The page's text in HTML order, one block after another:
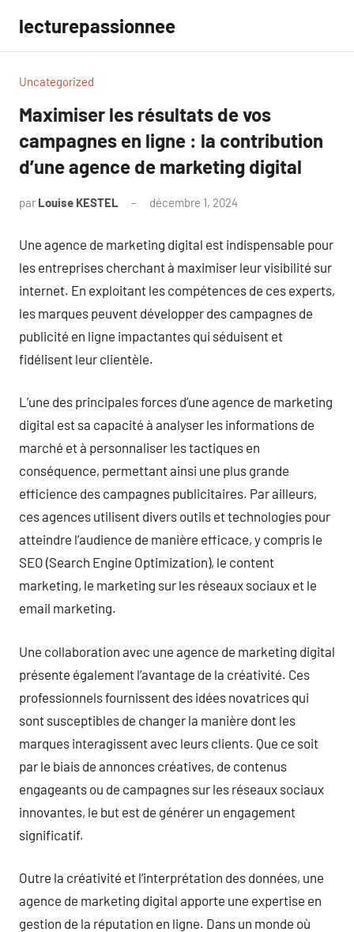
contenu
lecturepassionnee
Uncategorized
Maximiser les résultats de vos
campagnes en ligne : la contribution
d’une agence de marketing digital
par Louise KESTEL décembre 1, 2024
Une agence de marketing digital est indispensable pour
les entreprises cherchant à maximiser leur visibilité sur
internet. En exploitant les compétences de ces experts,
les marques peuvent développer des campagnes de
publicité en ligne impactantes qui séduisent et
fidélisent leur clientèle.
L’une des principales forces d’une agence de marketing
digital est sa capacité à analyser les informations de
marché et à personnaliser les tactiques en
conséquence, permettant ainsi une plus grande
efficience des campagnes publicitaires. Par ailleurs,
ces agences utilisent divers outils et technologies pour
atteindre l’audience de manière efficace, y compris le
SEO (Search Engine Optimization), le content
marketing, le marketing sur les réseaux sociaux et le
email marketing.
Une collaboration avec une agence de marketing digital
présente également l’avantage de la créativité. Ces
professionnels fournissent des idées novatrices qui
sont susceptibles de changer la manière dont les
marques interagissent avec leurs clients. Que ce soit
par le biais de annonces créatives, de contenus
engageants ou de campagnes sur les réseaux sociaux
innovantes, le but est de générer un engagement
significatif.
Outre la créativité et l’interprétation des données, une
agence de marketing digital apporte une expertise en
gestion de la réputation en ligne. Dans un monde où